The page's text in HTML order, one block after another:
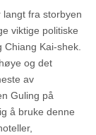
langt fra storbyen
viktige politiske
Chiang Kai-shek.
og det
av
Guling på
å bruke denne